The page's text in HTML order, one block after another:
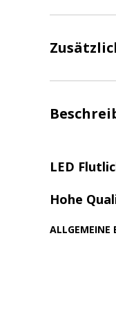
LED
Hohe
ALLGEMEINE